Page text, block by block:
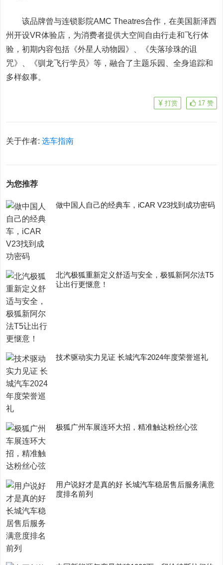
该品牌曾与连锁影院AMC Theatres合作，在美国新泽西
州开设VR体验店，为消费者提供大空间自由行走和飞行体
验，初期内容包括《外星人动物园》、《失落珍珠的诅
咒》、《驯龙飞行学员》等，融合了主题乐园、全身追踪和
多样叙事。
17 赞
打赏
关于作者:选车指南
为您推荐
做中国人自己的经典车，iCAR V23找到成功密码
​北汽极狐重新定义舒适与安全，极狐新阿尔法T5
让出行更惬意！
技术驱动实力见证 长城汽车2024年度荣誉巡礼
极狐广州车展连环大招，精准触达粉丝心弦
用户说好才是真的好 长城汽车稳居售后服务满意
度排名前列